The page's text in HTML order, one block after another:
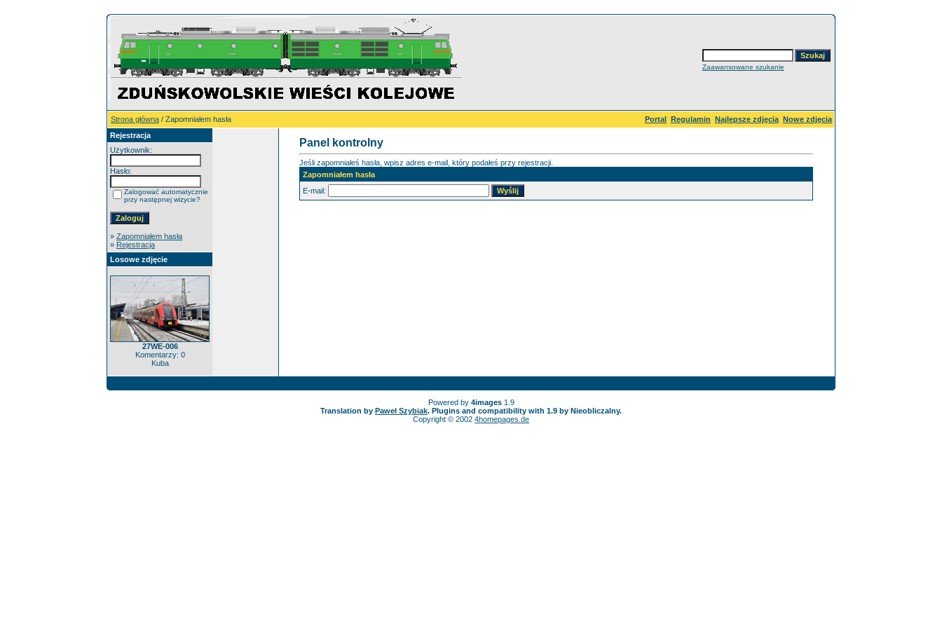
Zaawansowane szukanie
Strona główna / Zapomniałem hasła Portal Regulamin Najlepsze zdjęcia Nowe zdjęcia
Rejestracja
Użytkownik:
Hasło:
Zalogować automatycznie
przy następnej wizycie?
» Zapomniałem hasła
» Rejestracja
Losowe zdjęcie
27WE-006
Komentarzy: 0
Kuba
Panel kontrolny
Jeśli zapomniałeś hasła, wpisz adres e-mail, który podałeś przy rejestracji.
Zapomniałem hasła
E-mail:
Powered by 4images1.9
Translation by Paweł Szybiak. Plugins and compatibility with 1.9 by Nieobliczalny.
Copyright © 2002 4homepages.de